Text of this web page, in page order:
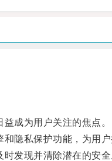
成为用户关注的焦点。
私保护功能，为用户
现并清除潜在的安全